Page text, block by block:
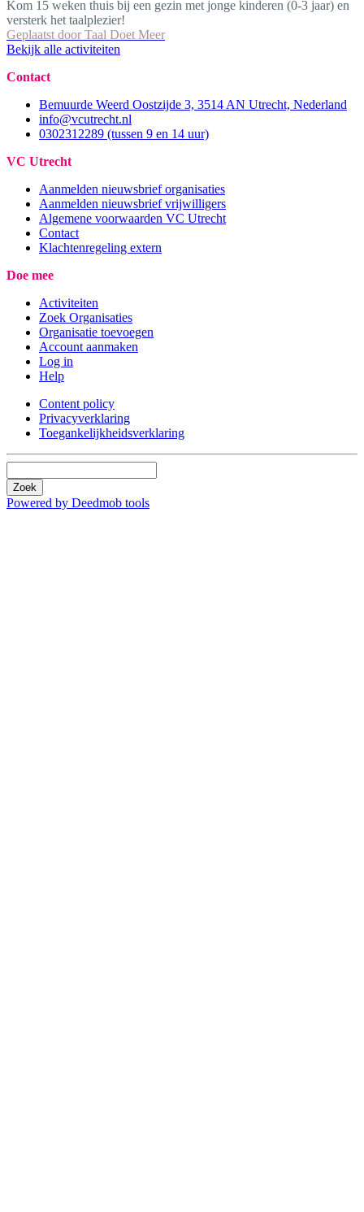
Kom 15 weken thuis bij een gezin met jonge kinderen (0-3 jaar) en
versterk het taalplezier!
Geplaatst door Taal Doet Meer
Bekijk alle activiteiten
Contact
Bemuurde Weerd Oostzijde 3, 3514 AN Utrecht, Nederland
info@vcutrecht.nl
0302312289 (tussen 9 en 14 uur)
VC Utrecht
Aanmelden nieuwsbrief organisaties
Aanmelden nieuwsbrief vrijwilligers
Algemene voorwaarden VC Utrecht
Contact
Klachtenregeling extern
Doe mee
Activiteiten
Zoek Organisaties
Organisatie toevoegen
Account aanmaken
Log in
Help
Content policy
Privacyverklaring
Toegankelijkheidsverklaring
Zoek
Powered by Deedmob tools